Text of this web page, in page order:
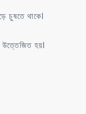
চুষতে থাকে।
উত্তেজিত হয়।